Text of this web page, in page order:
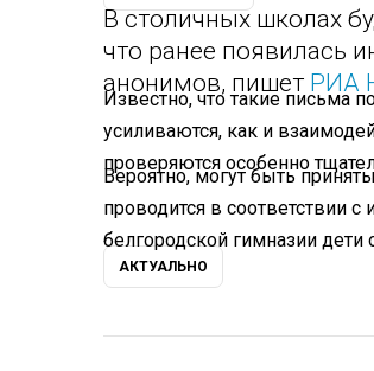
В столичных школах
что ранее появилась
анонимов, пишет РИА
Известно, что такие письма
усиливаются, как и
проверяются особенно
Вероятно, могут быть
проводится в соответствии
белгородской гимназии
АКТУАЛЬНО